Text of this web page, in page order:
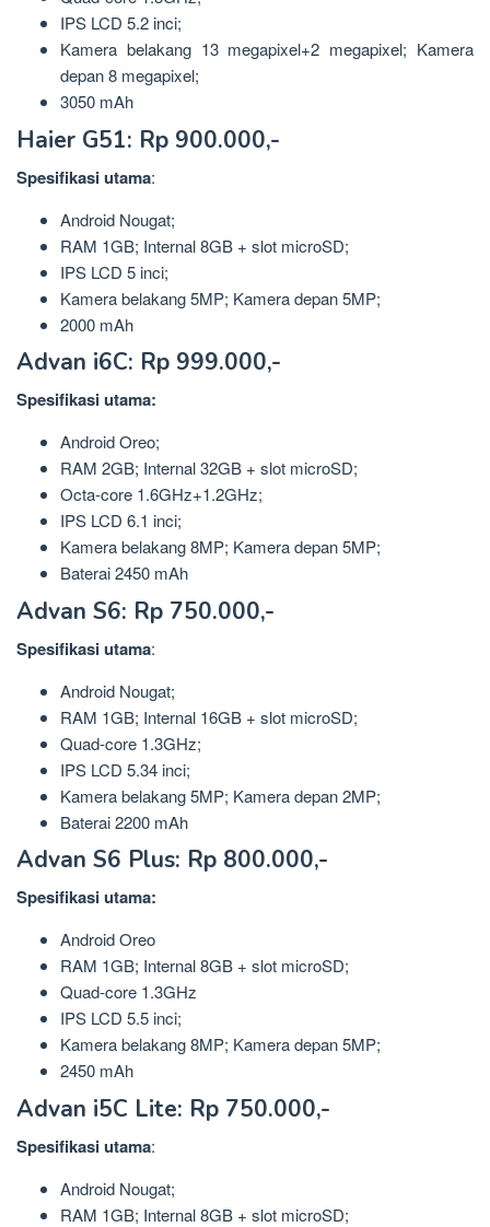
IPS LCD 5.2 inci;
Kamera belakang 13 megapixel+2 megapixel; Kamera
depan 8 megapixel;
3050 mAh
Haier G51: Rp 900.000,-
Spesifikasiutama:
Android Nougat;
RAM 1GB; Internal 8GB + slot microSD;
IPS LCD 5 inci;
Kamera belakang 5MP; Kamera depan 5MP;
2000 mAh
Advan i6C: Rp 999.000,-
Spesifikasi utama:
Android Oreo;
RAM 2GB; Internal 32GB + slot microSD;
Octa-core 1.6GHz+1.2GHz;
IPS LCD 6.1 inci;
Kamera belakang 8MP; Kamera depan 5MP;
Baterai 2450 mAh
Advan S6: Rp 750.000,-
Spesifikasiutama:
Android Nougat;
RAM 1GB; Internal 16GB + slot microSD;
Quad-core 1.3GHz;
IPS LCD 5.34 inci;
Kamera belakang 5MP; Kamera depan 2MP;
Baterai 2200 mAh
Advan S6 Plus: Rp 800.000,-
Spesifikasi utama:
Android Oreo
RAM 1GB; Internal 8GB + slot microSD;
Quad-core 1.3GHz
IPS LCD 5.5 inci;
Kamera belakang 8MP; Kamera depan 5MP;
2450 mAh
Advan i5C Lite: Rp 750.000,-
Spesifikasiutama:
Android Nougat;
RAM 1GB; Internal 8GB + slot microSD;